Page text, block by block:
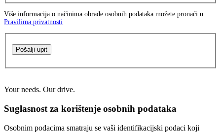
Više informacija o načinima obrade osobnih podataka možete pronaći u
Pravilima privatnosti
Pošalji upit
Your needs. Our drive.
Suglasnost za korištenje osobnih podataka
Osobnim podacima smatraju se vaši identifikacijski podaci koji